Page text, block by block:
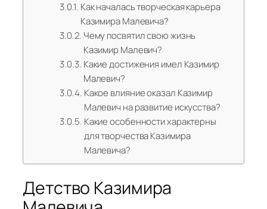
Как началась творческая карьера
Казимира Малевича?
Чему посвятил свою жизнь
Казимир Малевич?
Какие достижения имел Казимир
Малевич?
Какое влияние оказал Казимир
Малевич на развитие искусства?
Какие особенности характерны
для творчества Казимира
Малевича?
Детство Казимира